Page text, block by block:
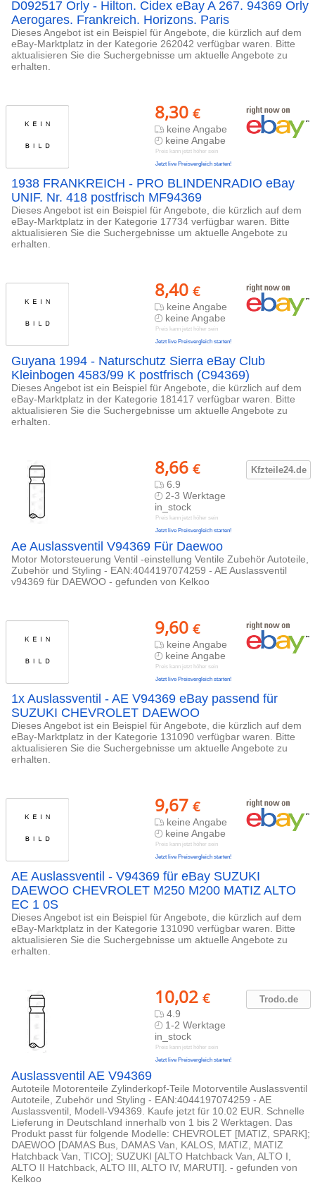
D092517 Orly - Hilton. Cidex eBay A 267. 94369 Orly
Aerogares. Frankreich. Horizons. Paris
Dieses Angebot ist ein Beispiel für Angebote, die kürzlich auf dem
eBay-Marktplatz in der Kategorie 262042 verfügbar waren. Bitte
aktualisieren Sie die Suchergebnisse um aktuelle Angebote zu
erhalten.
8,30 €
keine Angabe
keine Angabe
Preis kann jetzt höher sein
Jetzt live Preisvergleich starten!
1938 FRANKREICH - PRO BLINDENRADIO eBay
UNIF. Nr. 418 postfrisch MF94369
Dieses Angebot ist ein Beispiel für Angebote, die kürzlich auf dem
eBay-Marktplatz in der Kategorie 17734 verfügbar waren. Bitte
aktualisieren Sie die Suchergebnisse um aktuelle Angebote zu
erhalten.
8,40 €
keine Angabe
keine Angabe
Preis kann jetzt höher sein
Jetzt live Preisvergleich starten!
Guyana 1994 - Naturschutz Sierra eBay Club
Kleinbogen 4583/99 K postfrisch (C94369)
Dieses Angebot ist ein Beispiel für Angebote, die kürzlich auf dem
eBay-Marktplatz in der Kategorie 181417 verfügbar waren. Bitte
aktualisieren Sie die Suchergebnisse um aktuelle Angebote zu
erhalten.
Kfzteile24.de
8,66 €
6.9
2-3 Werktage
in_stock
Preis kann jetzt höher sein
Jetzt live Preisvergleich starten!
Ae Auslassventil V94369 Für Daewoo
Motor Motorsteuerung Ventil -einstellung Ventile Zubehör Autoteile,
Zubehör und Styling - EAN:4044197074259 - AE Auslassventil
v94369 für DAEWOO - gefunden von Kelkoo
9,60 €
keine Angabe
keine Angabe
Preis kann jetzt höher sein
Jetzt live Preisvergleich starten!
1x Auslassventil - AE V94369 eBay passend für
SUZUKI CHEVROLET DAEWOO
Dieses Angebot ist ein Beispiel für Angebote, die kürzlich auf dem
eBay-Marktplatz in der Kategorie 131090 verfügbar waren. Bitte
aktualisieren Sie die Suchergebnisse um aktuelle Angebote zu
erhalten.
9,67 €
keine Angabe
keine Angabe
Preis kann jetzt höher sein
Jetzt live Preisvergleich starten!
AE Auslassventil - V94369 für eBay SUZUKI
DAEWOO CHEVROLET M250 M200 MATIZ ALTO
EC 1 0S
Dieses Angebot ist ein Beispiel für Angebote, die kürzlich auf dem
eBay-Marktplatz in der Kategorie 131090 verfügbar waren. Bitte
aktualisieren Sie die Suchergebnisse um aktuelle Angebote zu
erhalten.
Trodo.de
10,02 €
4.9
1-2 Werktage
in_stock
Preis kann jetzt höher sein
Jetzt live Preisvergleich starten!
Auslassventil AE V94369
Autoteile Motorenteile Zylinderkopf-Teile Motorventile Auslassventil
Autoteile, Zubehör und Styling - EAN:4044197074259 - AE
Auslassventil, Modell-V94369. Kaufe jetzt für 10.02 EUR. Schnelle
Lieferung in Deutschland innerhalb von 1 bis 2 Werktagen. Das
Produkt passt für folgende Modelle: CHEVROLET [MATIZ, SPARK];
DAEWOO [DAMAS Bus, DAMAS Van, KALOS, MATIZ, MATIZ
Hatchback Van, TICO]; SUZUKI [ALTO Hatchback Van, ALTO I,
ALTO II Hatchback, ALTO III, ALTO IV, MARUTI]. - gefunden von
Kelkoo